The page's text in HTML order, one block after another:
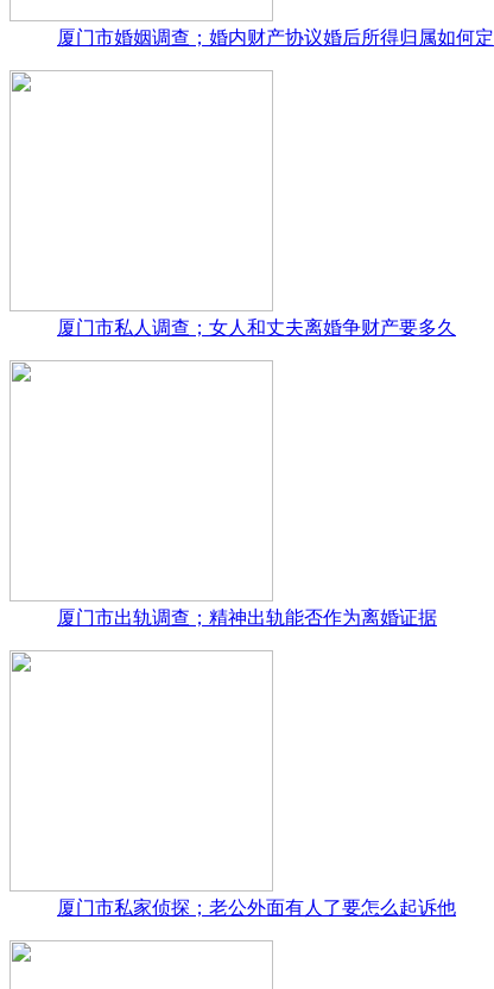
厦门市婚姻调查；婚内财产协议婚后所得归属如何定
厦门市私人调查；女人和丈夫离婚争财产要多久
厦门市出轨调查；精神出轨能否作为离婚证据
厦门市私家侦探；老公外面有人了要怎么起诉他